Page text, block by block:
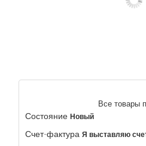
Все товары
Состояние Новый
Счет-фактура Я выставляю